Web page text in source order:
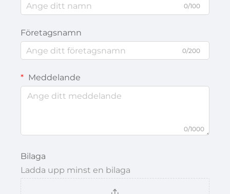
0/100
Företagsnamn
0/200
Meddelande
0/1000
Bilaga
Ladda upp minst en bilaga